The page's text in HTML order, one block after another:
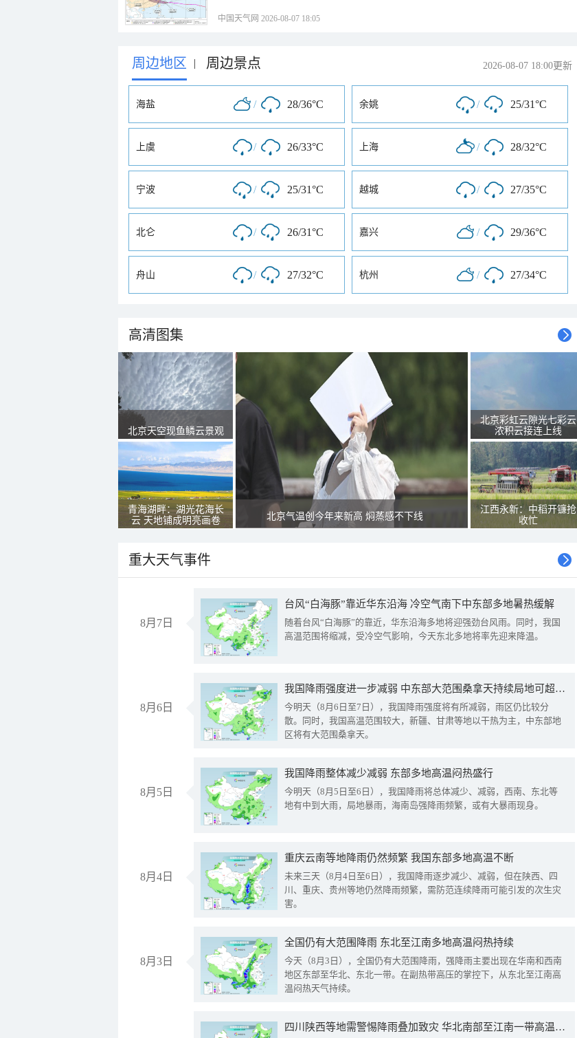
中国天气网 2026-08-07 18:05
周边地区 | 周边景点 2026-08-07 18:00更新
海盐 / 28/36°C 余姚 / 25/31°C
上虞 / 26/33°C 上海 / 28/32°C
宁波 / 25/31°C 越城 / 27/35°C
北仑 / 26/31°C 嘉兴 / 29/36°C
舟山 / 27/32°C 杭州 / 27/34°C
高清图集
北京天空现鱼鳞云景观
青海湖畔：湖光花海长
云 天地铺成明亮画卷
北京气温创今年来新高 焖蒸感不下线
北京彩虹云隙光七彩云
浓积云接连上线
江西永新：中稻开镰抢
收忙
重大天气事件
8月7日
台风“白海豚”靠近华东沿海 冷空气南下中东部多地暑热缓解
随着台风“白海豚”的靠近，华东沿海多地将迎强劲台风雨。同时，我国
高温范围将缩减，受冷空气影响，今天东北多地将率先迎来降温。
8月6日
我国降雨强度进一步减弱 中东部大范围桑拿天持续局地可超38℃
今明天（8月6日至7日），我国降雨强度将有所减弱，雨区仍比较分
散。同时，我国高温范围较大，新疆、甘肃等地以干热为主，中东部地
区将有大范围桑拿天。
8月5日
我国降雨整体减少减弱 东部多地高温闷热盛行
今明天（8月5日至6日），我国降雨将总体减少、减弱，西南、东北等
地有中到大雨，局地暴雨，海南岛强降雨频繁，或有大暴雨现身。
8月4日
重庆云南等地降雨仍然频繁 我国东部多地高温不断
未来三天（8月4日至6日），我国降雨逐步减少、减弱，但在陕西、四
川、重庆、贵州等地仍然降雨频繁，需防范连续降雨可能引发的次生灾
害。
8月3日
全国仍有大范围降雨 东北至江南多地高温闷热持续
今天（8月3日），全国仍有大范围降雨，强降雨主要出现在华南和西南
地区东部至华北、东北一带。在副热带高压的掌控下，从东北至江南高
温闷热天气持续。
四川陕西等地需警惕降雨叠加致灾 华北南部至江南一带高温频现